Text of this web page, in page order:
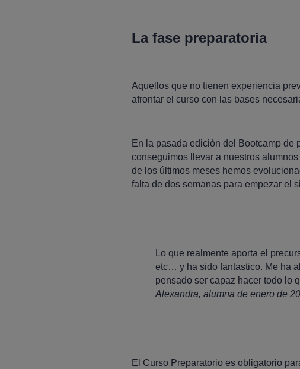
La fase preparatoria
Aquellos que no tienen experiencia
afrontar el curso con las bases
En la pasada edición del Bootcamp de
conseguimos llevar a nuestros
de los últimos meses hemos
falta de dos semanas para empezar el
Lo que realmente aporta el
etc… y ha sido fantastico. Me ha
pensado ser capaz hacer todo lo
Alexandra, alumna de enero de
El Curso Preparatorio es obligatorio